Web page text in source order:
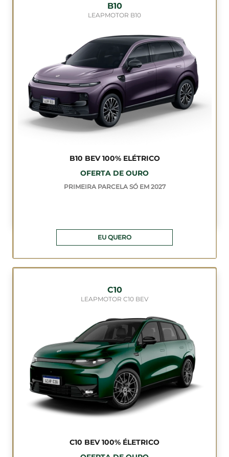
B10
LEAPMOTOR B10
B10 BEV 100% ELÉTRICO
OFERTA DE OURO
PRIMEIRA PARCELA SÓ EM 2027
EU QUERO
C10
LEAPMOTOR C10 BEV
C10 BEV 100% ÉLETRICO